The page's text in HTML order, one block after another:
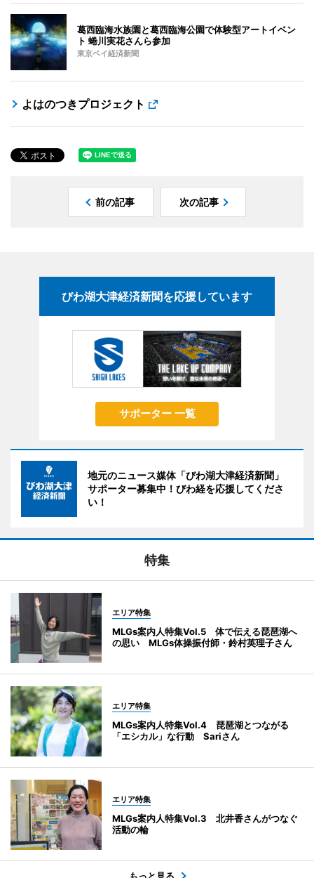
葛西臨海水族園と葛西臨海公園で体験型アートイベン
ト 蜷川実花さんら参加
東京ベイ経済新聞
よはのつきプロジェクト
前の記事 次の記事
びわ湖大津経済新聞を応援しています
サポーター 一覧
地元のニュース媒体「びわ湖大津経済新聞」
サポーター募集中！びわ経を応援してくださ
い！
特集
エリア特集
MLGs案内人特集Vol.5 体で伝える琵琶湖へ
の思い MLGs体操振付師・鈴村英理子さん
エリア特集
MLGs案内人特集Vol.4 琵琶湖とつながる
「エシカル」な行動 Sariさん
エリア特集
MLGs案内人特集Vol.3 北井香さんがつなぐ
活動の輪
もっと見る